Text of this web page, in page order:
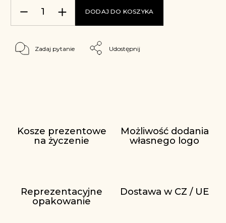
DODAJ DO KOSZYKA
Zadaj pytanie Udostępnij
Kosze prezentowe
na życzenie
Możliwość dodania
własnego logo
Reprezentacyjne
opakowanie
Dostawa w CZ / UE